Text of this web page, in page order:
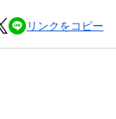
リンクをコピー